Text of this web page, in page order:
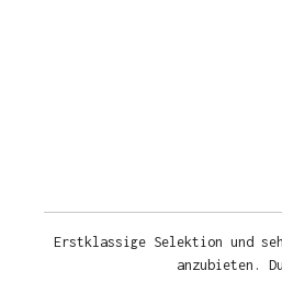
Erstklassige Selektion und
anzubieten.